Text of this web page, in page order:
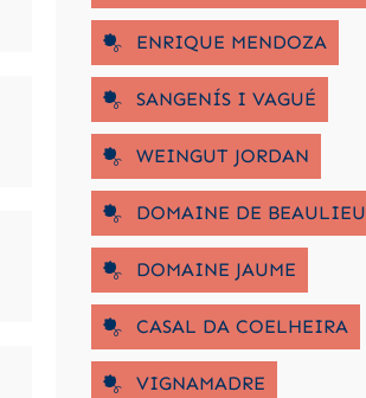
ENRIQUE MENDOZA
SANGENÍS I VAGUÉ
WEINGUT JORDAN
DOMAINE DE BEAULIEU
DOMAINE JAUME
CASAL DA COELHEIRA
VIGNAMADRE